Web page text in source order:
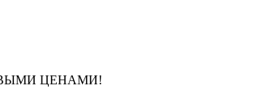
ЦЕНАМИ!